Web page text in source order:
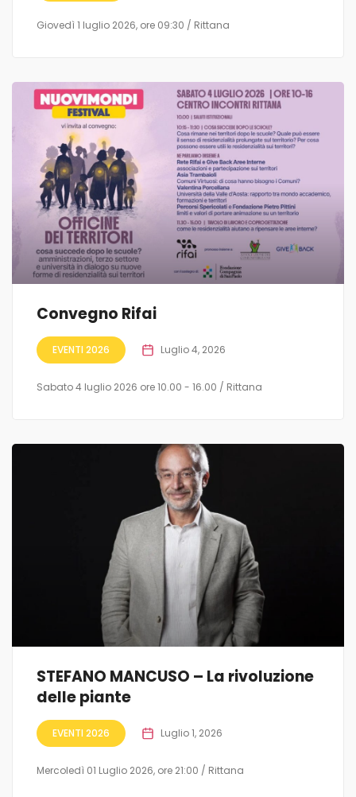
Giovedì 1 luglio 2026, ore 09:30 / Rittana
Convegno Rifai
EVENTI 2026 Luglio 4, 2026
Sabato 4 luglio 2026 ore 10.00 - 16.00 / Rittana
STEFANO MANCUSO – La rivoluzione
delle piante
EVENTI 2026 Luglio 1, 2026
Mercoledì 01 Luglio 2026, ore 21:00 / Rittana